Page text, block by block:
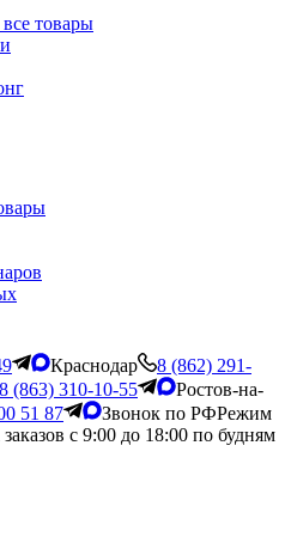
товары
Краснодар
8 (862) 291-
8 (863) 310-10-55
Ростов-на-
51 87 Звонок по РФРежим
с 9:00 до 18:00 по будням